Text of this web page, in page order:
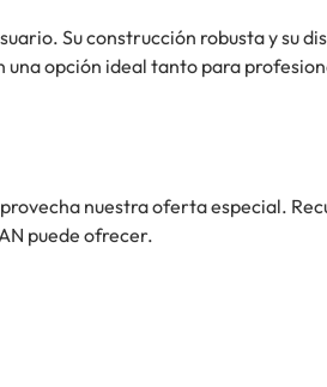
Su construcción robusta y su
opción ideal tanto para
nuestra oferta especial.
puede ofrecer.